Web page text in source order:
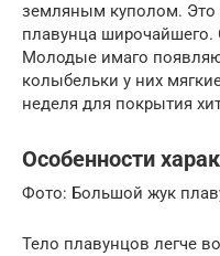
земляным куполом. Это
плавунца широчайшего.
Молодые имаго
колыбельки у них
неделя для покрытия
Особенности
Фото: Большой жук
Тело плавунцов легче